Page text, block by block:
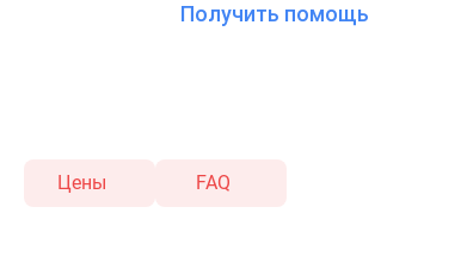
Получить помощь
Цены FAQ